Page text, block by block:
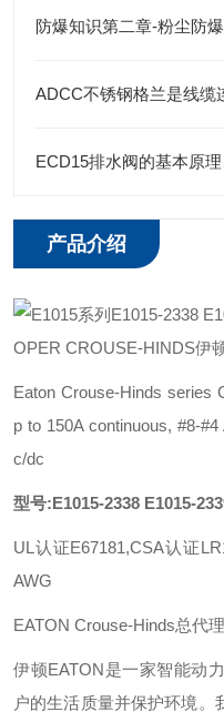
防爆知识第二章-粉尘防
ADCC不锈钢格兰是线缆
ECD15排水阀的基本原
产品介绍
OPER CROUSE-HINDS伊
Eaton Crouse-Hinds series
p to 150A continuous, #8-
c/dc
型号:E1015-2338 E1015-
UL认证E67181,CSA认证
AWG
EATON Crouse-Hinds总代
伊顿EATON是一家智能动
户的生活质量并保护环境。